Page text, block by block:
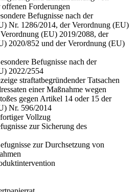
Forderungen
Befugnisse nach der
Nr. 1286/2014, der Verordnung (EU)
(EU) 2019/2088, der
2020/852 und der Verordnung (EU)
Befugnisse nach der
2022/2554
straftatbegründender Tatsachen
einer Maßnahme wegen
gegen Artikel 14 oder 15 der
Nr. 596/2014
Vollzug
zur Sicherung des
zur Durchsetzung von